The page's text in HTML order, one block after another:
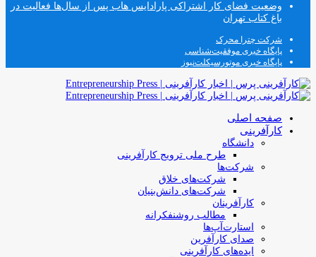
وضعیت فضای کار اشتراکی پارادایس هاب پس از سال‌ها فعالیت در
باغ کتاب تهران
شرکت چترا محرک
پایگاه خبری موفقیت‌شناسی
پایگاه خبری موتورسیکلت‌نیوز
صفحه اصلی
کارآفرینی
دانشگاه
طرح ملی ترویج کارآفرینی
شرکت‌ها
شرکت‌های خلاق
شرکت‌های دانش‌بنیان
کارآفرینان
مطالب روشنفکرانه
استارت‌آپ‌ها
صدای کارآفرین
ایده‌های کارآفرینی